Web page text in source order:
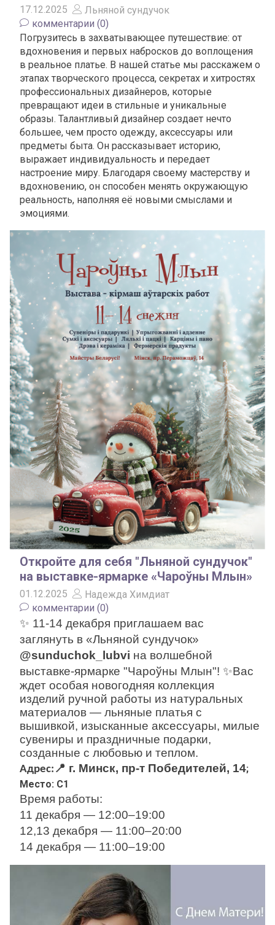
17.12.2025
Льняной сундучок
комментарии (0)
Погрузитесь в захватывающее путешествие: от
вдохновения и первых набросков до воплощения
в реальное платье. В нашей статье мы расскажем о
этапах творческого процесса, секретах и хитростях
профессиональных дизайнеров, которые
превращают идеи в стильные и уникальные
образы. Талантливый дизайнер создает нечто
большее, чем просто одежду, аксессуары или
предметы быта. Он рассказывает историю,
выражает индивидуальность и передает
настроение миру. Благодаря своему мастерству и
вдохновению, он способен менять окружающую
реальность, наполняя её новыми смыслами и
эмоциями.
Откройте для себя "Льняной сундучок"
на выставке-ярмарке «Чароўны Млын»
01.12.2025
Надежда Химдиат
комментарии (0)
✨ 11-14 декабря приглашаем вас
заглянуть в «Льняной сундучок»
@sunduchok_lubvi на волшебной
выставке-ярмарке "Чароўны Млын"! ✨Вас
ждет особая новогодняя коллекция
изделий ручной работы из натуральных
материалов — льняные платья с
вышивкой, изысканные аксессуары, милые
сувениры и праздничные подарки,
созданные с любовью и теплом.
Адрес: 📍 г. Минск, пр-т Победителей, 14;
Место: С1
Время работы:
11 декабря — 12:00–19:00
12,13 декабря — 11:00–20:00
14 декабря — 11:00–19:00